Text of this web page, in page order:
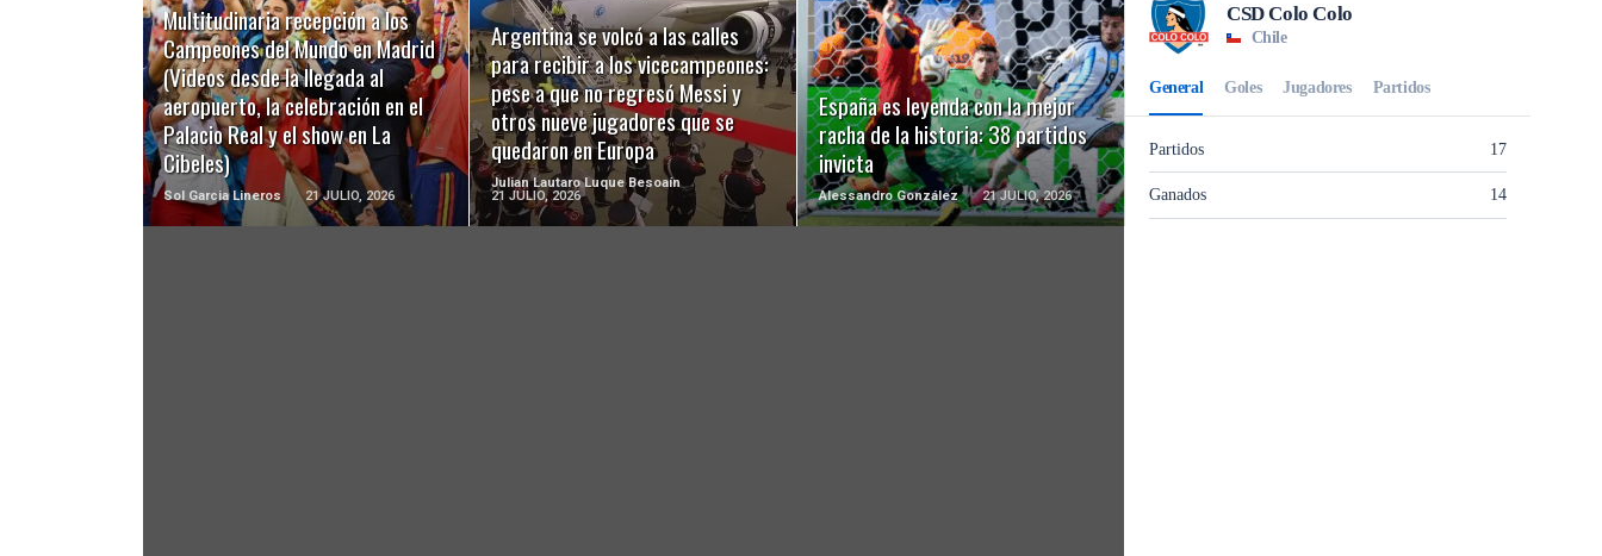
Multitudinaria recepción a los
Campeones del Mundo en Madrid
(Videos desde la llegada al
aeropuerto, la celebración en el
Palacio Real y el show en La
Cibeles)
Sol Garcia Lineros 21 JULIO, 2026
LEER MÁS
Argentina se volcó a las calles
para recibir a los vicecampeones:
pese a que no regresó Messi y
otros nueve jugadores que se
quedaron en Europa
Julian Lautaro Luque Besoaín
21 JULIO, 2026
LEER MÁS
España es leyenda con la mejor
racha de la historia: 38 partidos
invicta
Alessandro González 21 JULIO, 2026
LEER MÁS